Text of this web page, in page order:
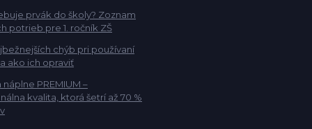
prvák do školy? Zoznam
potrieb pre 1. ročník ZŠ
chýb pri používaní
ako ich opraviť
náplne PREMIUM –
kvalita, ktorá šetrí až 70 %